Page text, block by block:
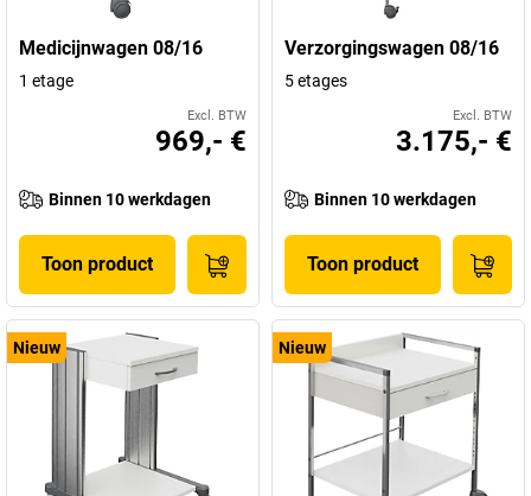
Medicijnwagen 08/16
1 etage
Excl. BTW
969,- €
Binnen 10 werkdagen
Toon product
Verzorgingswagen 08/16
5 etages
Excl. BTW
3.175,- €
Binnen 10 werkdagen
Toon product
Nieuw Nieuw